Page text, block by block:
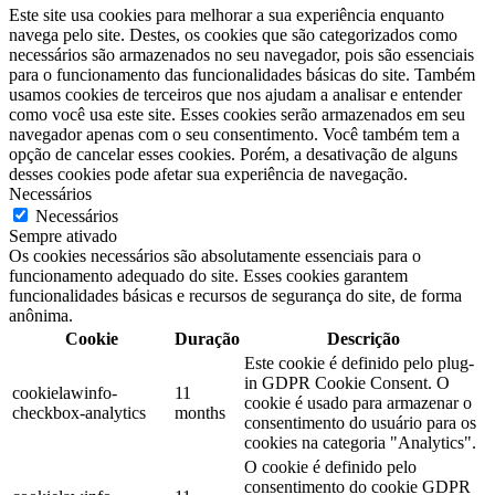
Este site usa cookies para melhorar a sua experiência enquanto
navega pelo site. Destes, os cookies que são categorizados como
necessários são armazenados no seu navegador, pois são essenciais
para o funcionamento das funcionalidades básicas do site. Também
usamos cookies de terceiros que nos ajudam a analisar e entender
como você usa este site. Esses cookies serão armazenados em seu
navegador apenas com o seu consentimento. Você também tem a
opção de cancelar esses cookies. Porém, a desativação de alguns
desses cookies pode afetar sua experiência de navegação.
Necessários
Necessários
Sempre ativado
Os cookies necessários são absolutamente essenciais para o
funcionamento adequado do site. Esses cookies garantem
funcionalidades básicas e recursos de segurança do site, de forma
anônima.
Cookie
Duração Descrição
cookielawinfo-
checkbox-analytics
11
months
Este cookie é definido pelo plug-
in GDPR Cookie Consent. O
cookie é usado para armazenar o
consentimento do usuário para os
cookies na categoria "Analytics".
O cookie é definido pelo
consentimento do cookie GDPR